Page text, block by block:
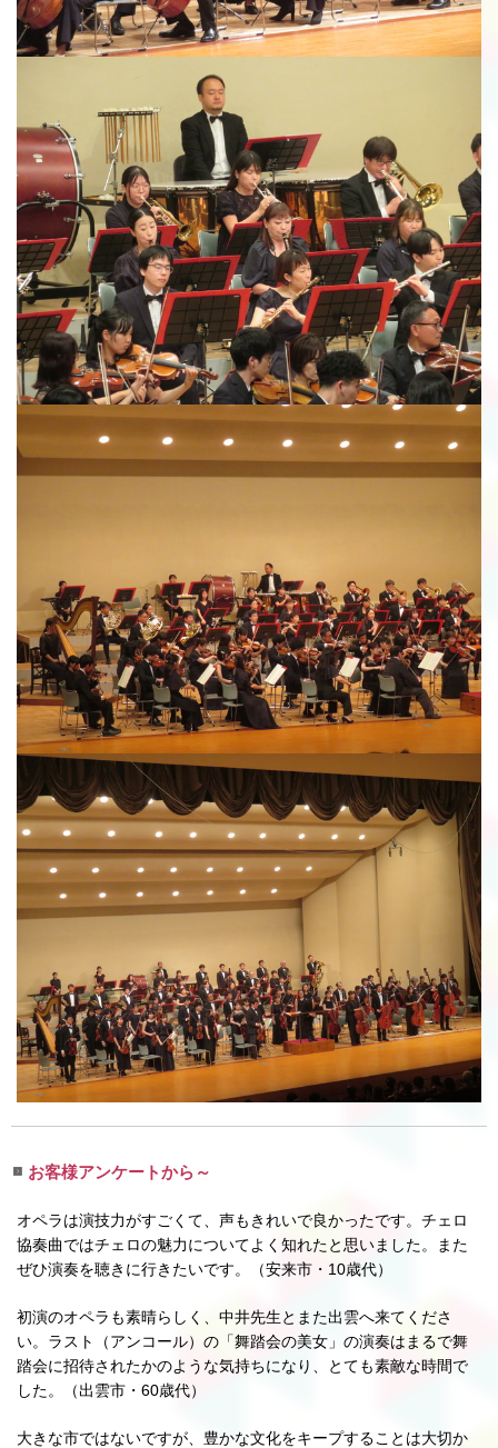
お客様アンケートから～
オペラは演技力がすごくて、声もきれいで良かったです。チェロ
協奏曲ではチェロの魅力についてよく知れたと思いました。また
ぜひ演奏を聴きに行きたいです。（安来市・10歳代）
初演のオペラも素晴らしく、中井先生とまた出雲へ来てくださ
い。ラスト（アンコール）の「舞踏会の美女」の演奏はまるで舞
踏会に招待されたかのような気持ちになり、とても素敵な時間で
した。（出雲市・60歳代）
大きな市ではないですが、豊かな文化をキープすることは大切か